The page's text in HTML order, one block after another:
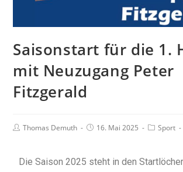
Saisonstart für die 1.
mit Neuzugang Peter
Fitzgerald
Thomas Demuth 16. Mai 2025 Sport
Die Saison 2025 steht in den